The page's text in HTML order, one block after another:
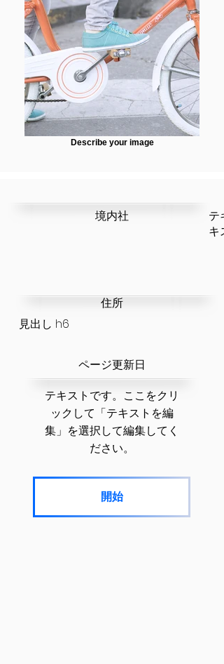
Describe your image
テ
キ
​境内社
​住所
見出し h6
​ページ更新日
テキストです。ここをクリ
ックして「テキストを編
集」を選択して編集してく
ださい。
開始